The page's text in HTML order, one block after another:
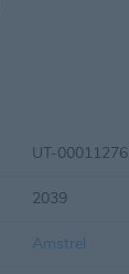
UT-00011276
2039
Amstrel